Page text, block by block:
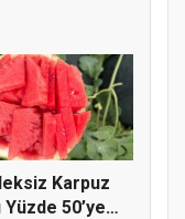
Karpuz
Yüzde 50’ye